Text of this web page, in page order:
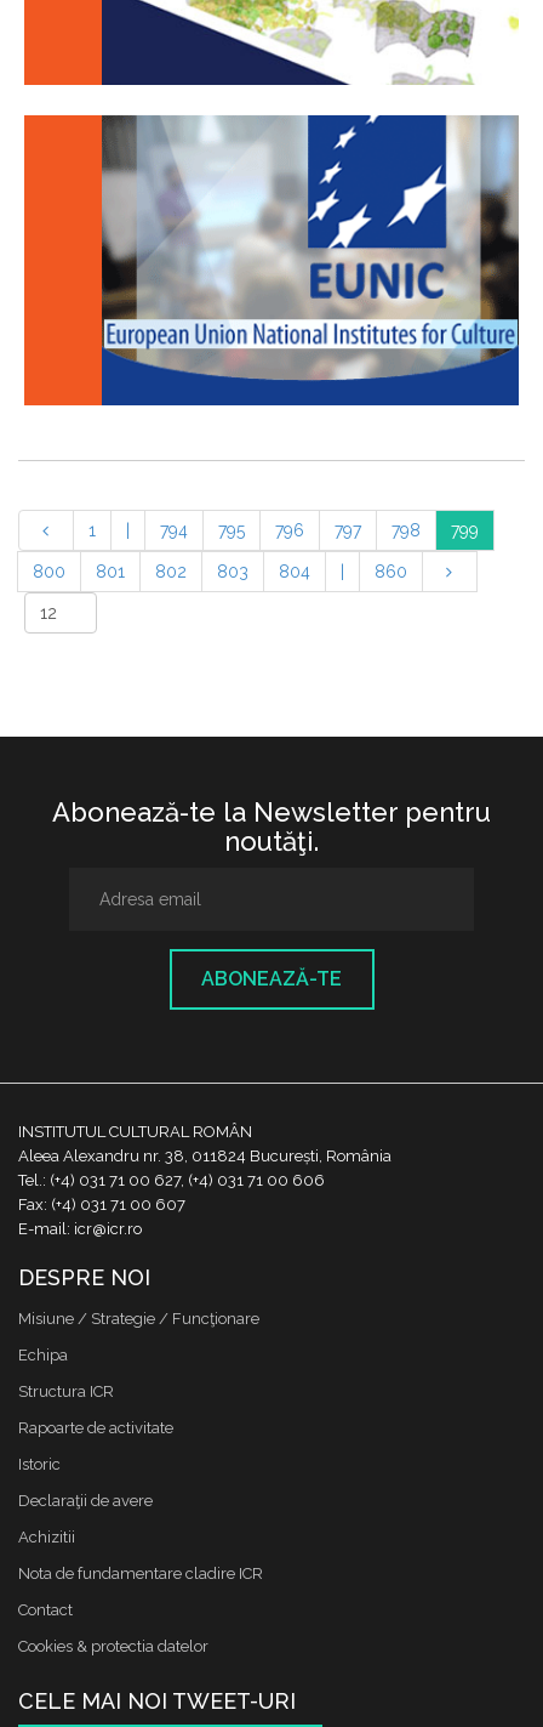
1 794 795 796 797 798 799
800 801 802 803 804 860
Abonează-te la Newsletter pentru
noutăţi.
ABONEAZĂ-TE
INSTITUTUL CULTURAL ROMÂN
Aleea Alexandru nr. 38, 011824 București, România
Tel.: (+4) 031 71 00 627, (+4) 031 71 00 606
Fax: (+4) 031 71 00 607
E-mail: icr@icr.ro
DESPRE NOI
Misiune / Strategie / Funcţionare
Echipa
Structura ICR
Rapoarte de activitate
Istoric
Declaraţii de avere
Achizitii
Nota de fundamentare cladire ICR
Contact
Cookies & protectia datelor
CELE MAI NOI TWEET-URI